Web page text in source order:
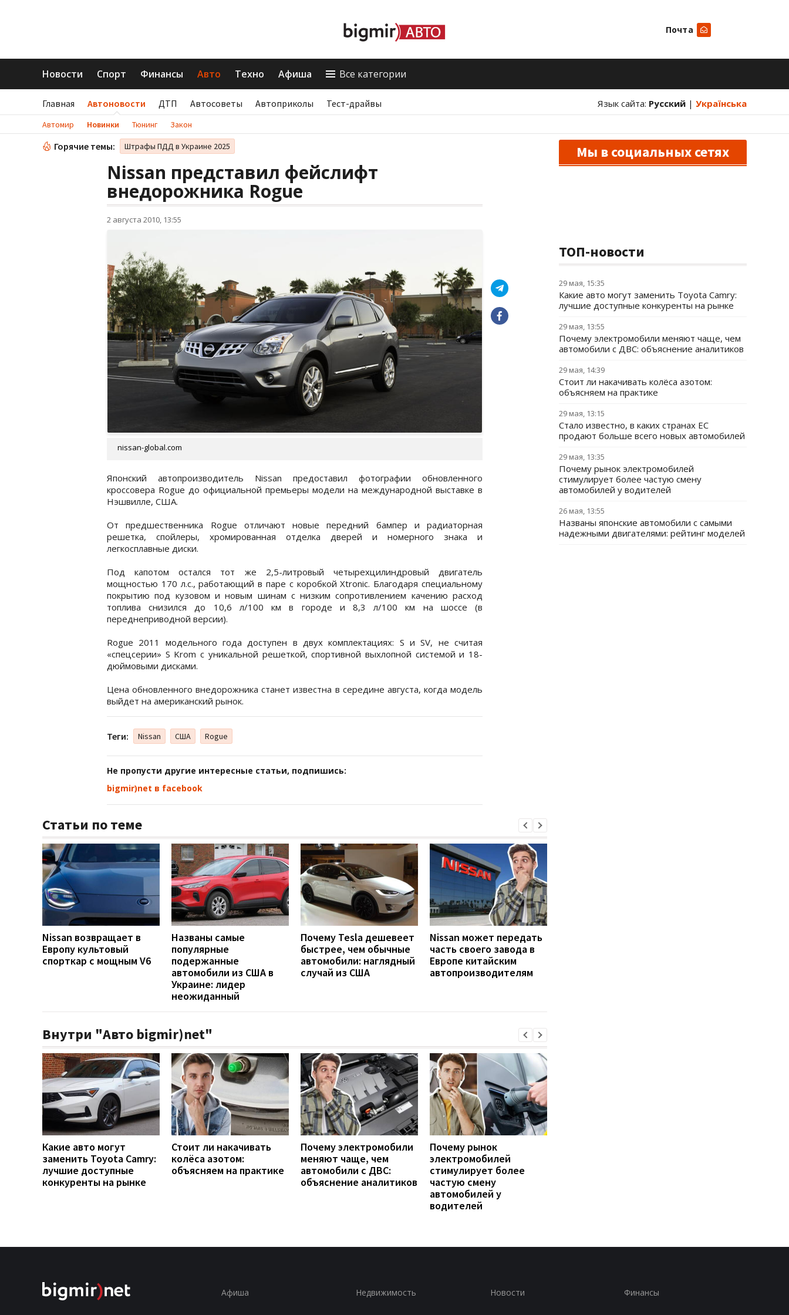
Почта
Новости Спорт Финансы Авто Техно Афиша Все категории
Главная Автоновости ДТП Автосоветы Автоприколы Тест-драйвы Язык сайта: Русский | Українська
Автомир Новинки Тюнинг Закон
Горячие темы: Штрафы ПДД в Украине 2025
Nissan представил фейслифт
внедорожника Rogue
2 августа 2010, 13:55
nissan-global.com
Японский автопроизводитель Nissan предоставил фотографии обновленного
кроссовера Rogue до официальной премьеры модели на международной выставке в
Нэшвилле, США.
От предшественника Rogue отличают новые передний бампер и радиаторная
решетка, спойлеры, хромированная отделка дверей и номерного знака и
легкосплавные диски.
Под капотом остался тот же 2,5-литровый четырехцилиндровый двигатель
мощностью 170 л.с., работающий в паре с коробкой Xtronic. Благодаря специальному
покрытию под кузовом и новым шинам с низким сопротивлением качению расход
топлива снизился до 10,6 л/100 км в городе и 8,3 л/100 км на шоссе (в
переднеприводной версии).
Rogue 2011 модельного года доступен в двух комплектациях: S и SV, не считая
«спецсерии» S Krom с уникальной решеткой, спортивной выхлопной системой и 18-
дюймовыми дисками.
Цена обновленного внедорожника станет известна в середине августа, когда модель
выйдет на американский рынок.
Теги: Nissan США Rogue
Не пропусти другие интересные статьи, подпишись:
bigmir)net в facebook
Статьи по теме
Nissan возвращает в
Европу культовый
спорткар с мощным V6
Названы самые
популярные
подержанные
автомобили из США в
Украине: лидер
неожиданный
Почему Tesla дешевеет
быстрее, чем обычные
автомобили: наглядный
случай из США
Nissan может передать
часть своего завода в
Европе китайским
автопроизводителям
Внутри "Авто bigmir)net"
Какие авто могут
заменить Toyota Camry:
лучшие доступные
конкуренты на рынке
Стоит ли накачивать
колёса азотом:
объясняем на практике
Почему электромобили
меняют чаще, чем
автомобили с ДВС:
объяснение аналитиков
Почему рынок
электромобилей
стимулирует более
частую смену
автомобилей у
водителей
Мы в социальных сетях
ТОП-новости
29 мая, 15:35
Какие авто могут заменить Toyota Camry:
лучшие доступные конкуренты на рынке
29 мая, 13:55
Почему электромобили меняют чаще, чем
автомобили с ДВС: объяснение аналитиков
29 мая, 14:39
Стоит ли накачивать колёса азотом:
объясняем на практике
29 мая, 13:15
Стало известно, в каких странах ЕС
продают больше всего новых автомобилей
29 мая, 13:35
Почему рынок электромобилей
стимулирует более частую смену
автомобилей у водителей
26 мая, 13:55
Названы японские автомобили с самыми
надежными двигателями: рейтинг моделей
Афиша Недвижимость Новости Финансы